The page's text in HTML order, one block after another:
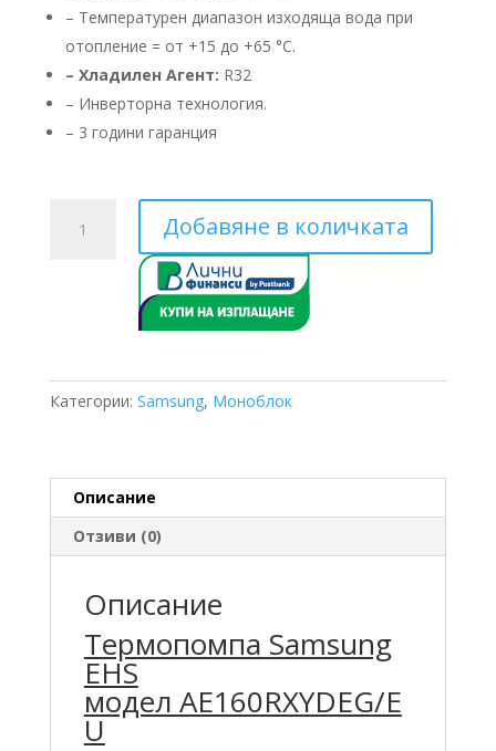
– Температурен диапазон изходяща вода при
отопление = от +15 до +65 °C.
– Хладилен Агент: R32
– ​Инверторна технология.
– 3 години гаранция
AE160RXYDEG/EU
Добавяне в количката
Категории: Samsung, Моноблок
Описание
Отзиви (0)
Описание
Термопомпа Samsung
EHS
модел AE160RXYDEG/E
U